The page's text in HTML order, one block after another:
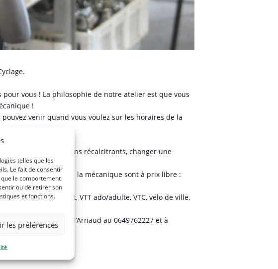
telles que les
Le fait de consentir
le comportement
ou de retirer son
et fonctions.
les préférences
vous ! La philosophie de notre atelier est que vous
!
pouvez venir quand vous voulez sur les horaires de la
mal, régler ces freins récalcitrants, changer une
et la formation à la mécanique sont à prix libre :
gouts : vélo enfant, VTT ado/adulte, VTC, vélo de ville,
auprès d’Arnaud au 0649762227 et à